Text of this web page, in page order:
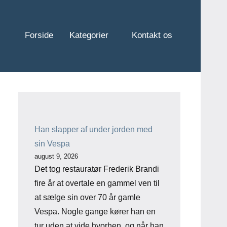
Forside Kategorier Kontakt os
Han slapper af under jorden med
sin Vespa
august 9, 2026
Det tog restauratør Frederik Brandi
fire år at overtale en gammel ven til
at sælge sin over 70 år gamle
Vespa. Nogle gange kører han en